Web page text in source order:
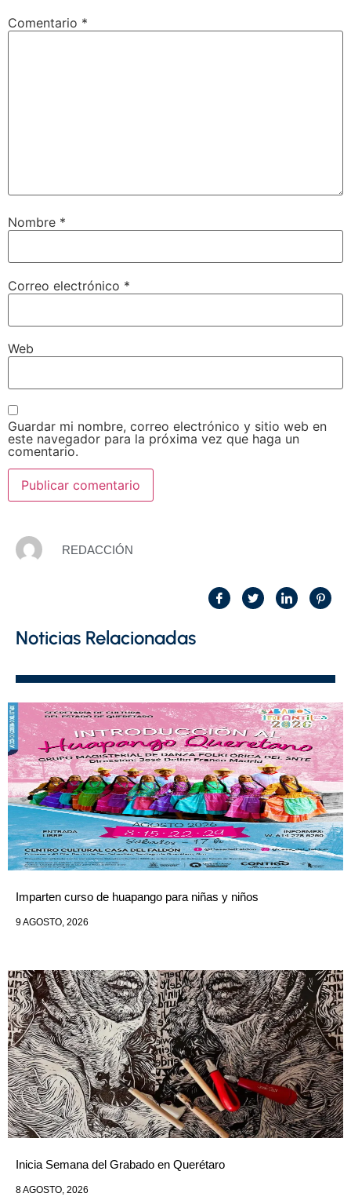
Comentario *
Nombre *
Correo electrónico *
Web
Guardar mi nombre, correo electrónico y sitio web en
este navegador para la próxima vez que haga un
comentario.
REDACCIÓN
Noticias Relacionadas
Imparten curso de huapango para niñas y niños
9 AGOSTO, 2026
Inicia Semana del Grabado en Querétaro
8 AGOSTO, 2026